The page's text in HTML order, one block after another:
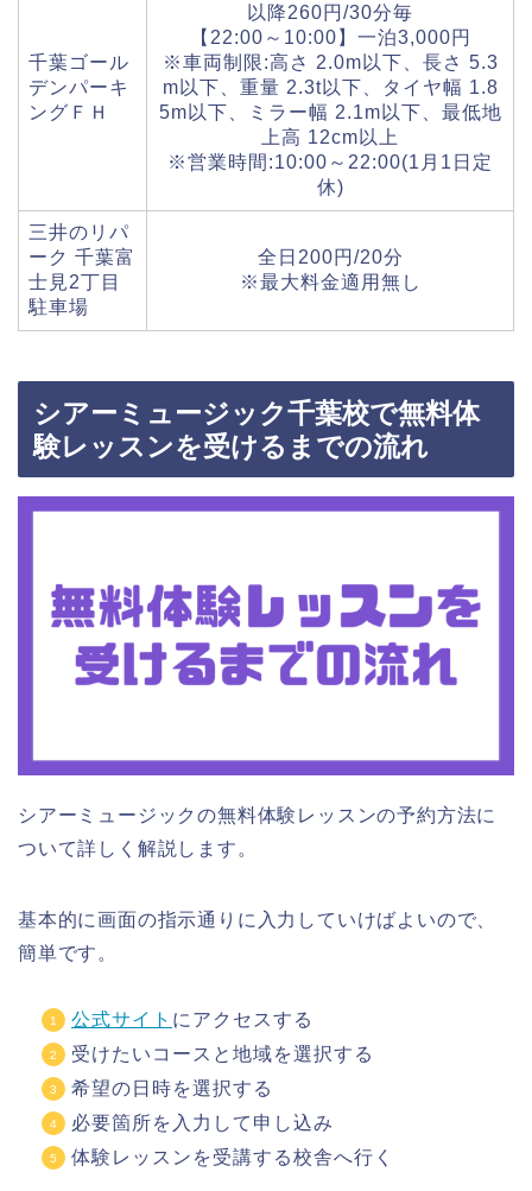
千葉ゴール
デンパーキ
ングＦＨ
以降260円/30分毎
【22:00～10:00】一泊3,000円
※車両制限:高さ 2.0m以下、長さ 5.3
m以下、重量 2.3t以下、タイヤ幅 1.8
5m以下、ミラー幅 2.1m以下、最低地
上高 12cm以上
※営業時間:10:00～22:00(1月1日定
休)
三井のリパ
ーク 千葉富
士見2丁目
駐車場
全日200円/20分
※最大料金適用無し
シアーミュージック千葉校で無料体
験レッスンを受けるまでの流れ
シアーミュージックの無料体験レッスンの予約方法に
ついて詳しく解説します。
基本的に画面の指示通りに入力していけばよいので、
簡単です。
公式サイト にアクセスする
受けたいコースと地域を選択する
希望の日時を選択する
必要箇所を入力して申し込み
体験レッスンを受講する校舎へ行く